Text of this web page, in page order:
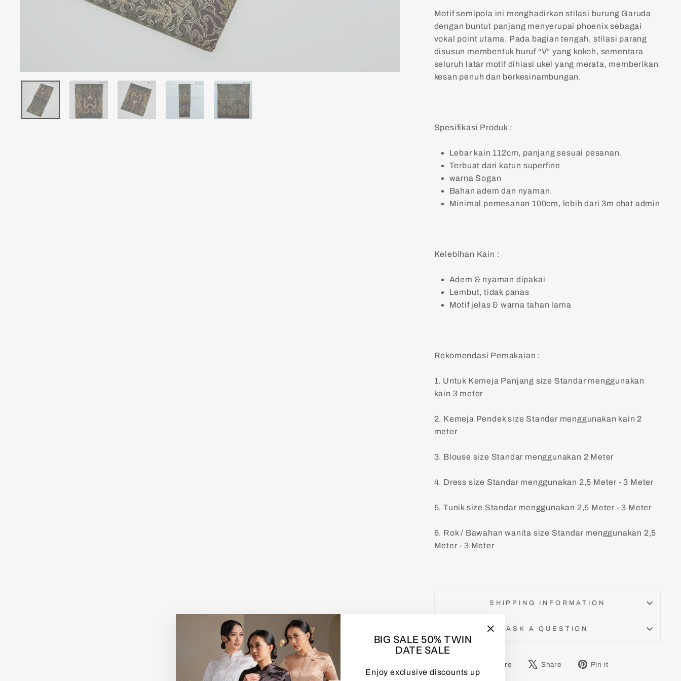
BIG SALE 50% TWIN
DATE SALE
Enjoy exclusive discounts up
Motif semipola ini menghadirkan stilasi burung Garuda
dengan buntut panjang menyerupai phoenix sebagai
vokal point utama. Pada bagian tengah, stilasi parang
disusun membentuk huruf “V” yang kokoh, sementara
seluruh latar motif dihiasi ukel yang merata, memberikan
kesan penuh dan berkesinambungan.
Spesifikasi Produk :
Lebar kain 112cm, panjang sesuai pesanan.
Terbuat dari katun superfine
warna Sogan
Bahan adem dan nyaman.
Minimal pemesanan 100cm, lebih dari 3m chat admin
Kelebihan Kain :
Adem & nyaman dipakai
Lembut, tidak panas
Motif jelas & warna tahan lama
Rekomendasi Pemakaian :
1. Untuk Kemeja Panjang size Standar menggunakan
kain 3 meter
2. Kemeja Pendek size Standar menggunakan kain 2
meter
3. Blouse size Standar menggunakan 2 Meter
4. Dress size Standar menggunakan 2,5 Meter - 3 Meter
5. Tunik size Standar menggunakan 2,5 Meter - 3 Meter
6. Rok / Bawahan wanita size Standar menggunakan 2,5
Meter - 3 Meter
SHIPPING INFORMATION
ASK A QUESTION
Share
ShareShare
TweetPin it